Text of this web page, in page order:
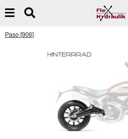
Paso [906]